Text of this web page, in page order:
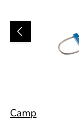
Camp